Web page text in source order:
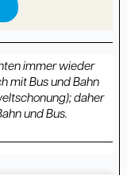
immer wieder
mit Bus und Bahn
daher
und Bus.